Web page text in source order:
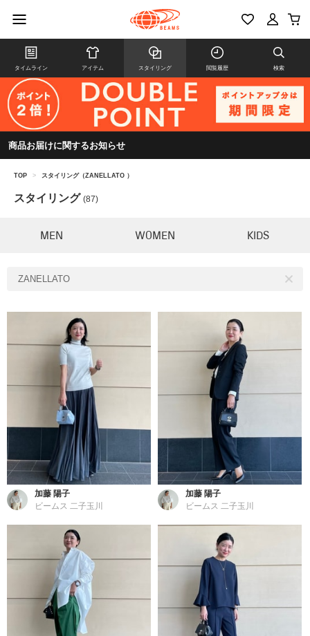
タイムライン アイテム スタイリング 閲覧履歴 検索
商品お届けに関するお知らせ
TOP > スタイリング（ZANELLATO ）
スタイリング (87)
MEN WOMEN KIDS
ZANELLATO
加藤 陽子
ビームス 二子玉川
加藤 陽子
ビームス 二子玉川